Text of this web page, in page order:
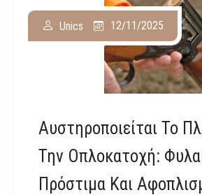
Αυστηροποιείται Το
Την Οπλοκατοχή:
Πρόστιμα Και
Unics 12/11/2025